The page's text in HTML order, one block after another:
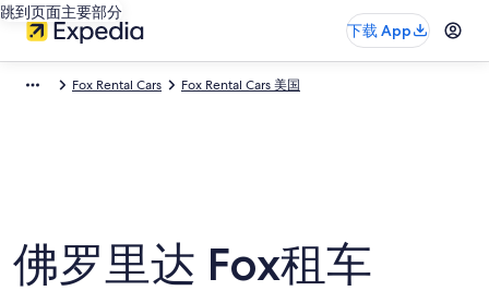
跳到页面主要部分
下载 App
Fox Rental Cars Fox Rental Cars 美国
佛罗里达 Fox租车